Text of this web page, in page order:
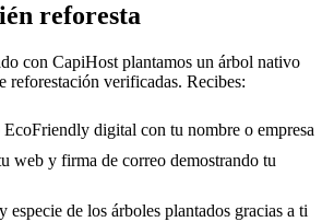
reforesta
con CapiHost plantamos un árbol nativo
reforestación verificadas. Recibes:
digital con tu nombre o empresa
web y firma de correo demostrando tu
especie de los árboles plantados gracias a ti